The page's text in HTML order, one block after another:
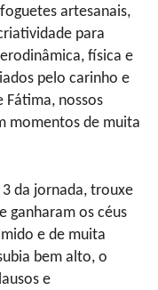
artesanais,
para
física e
pelo carinho e
nossos
momentos de muita
da jornada, trouxe
ganharam os céus
e de muita
bem alto, o
e